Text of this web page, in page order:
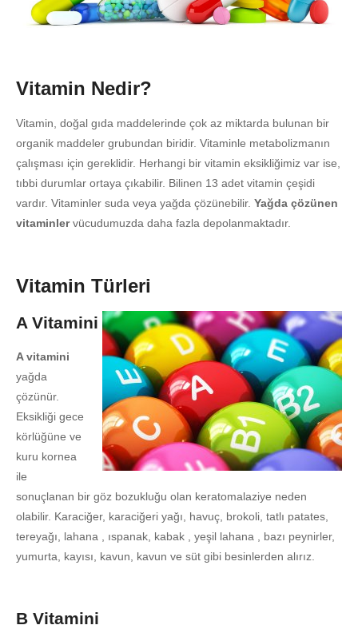
Vitamin Nedir?
Vitamin, doğal gıda maddelerinde çok az miktarda bulunan bir
organik maddeler grubundan biridir. Vitaminle metabolizmanın
çalışması için gereklidir. Herhangi bir vitamin eksikliğimiz var ise,
tıbbi durumlar ortaya çıkabilir. Bilinen 13 adet vitamin çeşidi
vardır. Vitaminler suda veya yağda çözünebilir. Yağda çözünen
vitaminlervücudumuzda daha fazla depolanmaktadır.
Vitamin Türleri
A Vitamini
A vitamini
yağda
çözünür.
Eksikliği gece
körlüğüne ve
kuru kornea
ile
sonuçlanan bir göz bozukluğu olan keratomalaziye neden
olabilir. Karaciğer, karaciğeri yağı, havuç, brokoli, tatlı patates,
tereyağı, lahana , ıspanak, kabak , yeşil lahana , bazı peynirler,
yumurta, kayısı, kavun, kavun ve süt gibi besinlerden alırız.
B Vitamini